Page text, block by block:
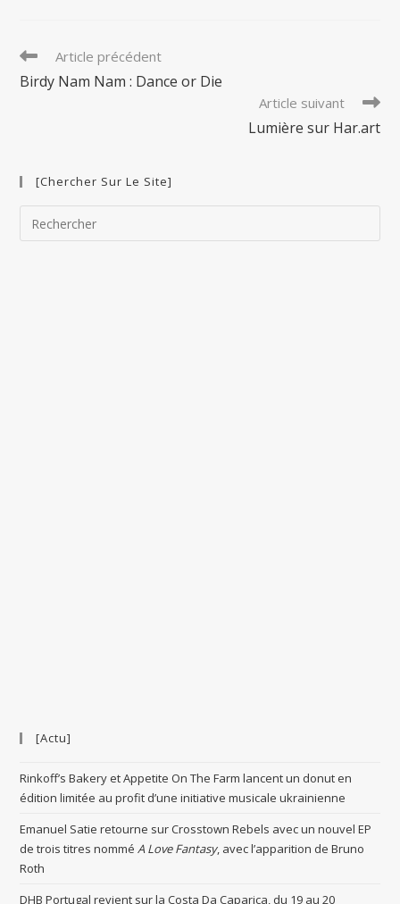
Read
more
articles
Article précédent
Birdy Nam Nam : Dance or Die
Article suivant
Lumière sur Har.art
[Chercher Sur Le Site]
[Actu]
Rinkoff’s Bakery et Appetite On The Farm lancent un donut en
édition limitée au profit d’une initiative musicale ukrainienne
Emanuel Satie retourne sur Crosstown Rebels avec un nouvel EP
de trois titres nomméA Love Fantasy, avec l’apparition de Bruno
Roth
DHB Portugal revient sur la Costa Da Caparica, du 19 au 20